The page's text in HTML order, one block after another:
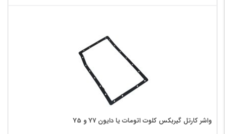
واشر کارتل گیربکس کلوت اتومات یا دایون Y7 و Y5